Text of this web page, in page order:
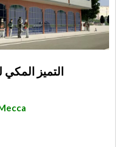
التميز